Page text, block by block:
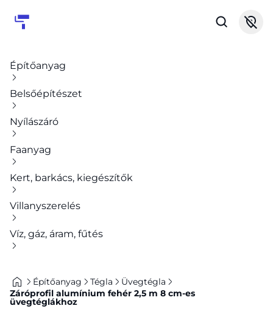
Építőanyag
Belsőépítészet
Nyílászáró
Faanyag
Kert, barkács, kiegészítők
Villanyszerelés
Víz, gáz, áram, fűtés
Építőanyag Tégla
Üvegtégla
Záróprofil alumínium fehér 2,5 m 8 cm-es
üvegtéglákhoz